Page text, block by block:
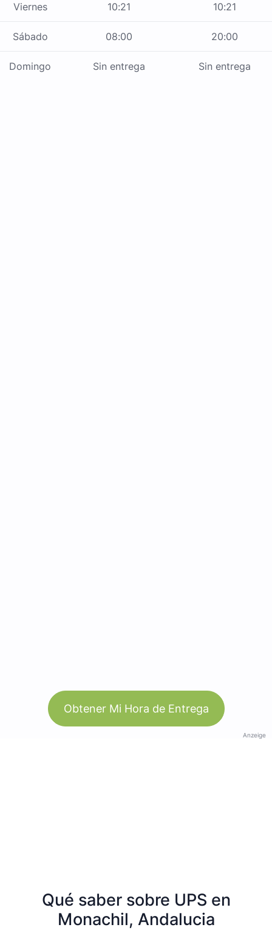
Viernes 10:21 10:21
Sábado 08:00 20:00
Domingo Sin entrega Sin entrega
Obtener Mi Hora de Entrega
Anzeige
Qué saber sobre UPS en
Monachil, Andalucia